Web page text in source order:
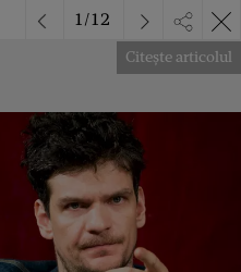
Citește articolul
1/12